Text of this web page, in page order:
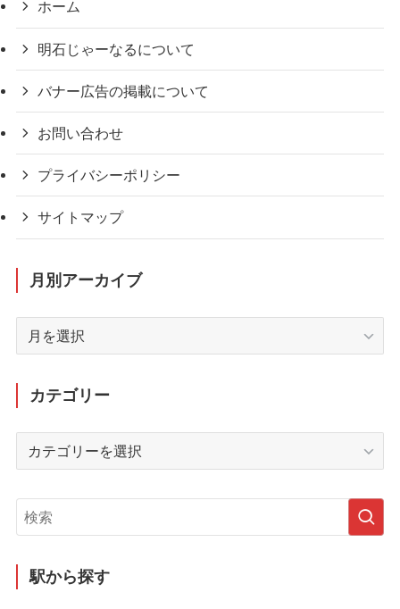
ホーム
明石じゃーなるについて
バナー広告の掲載について
お問い合わせ
プライバシーポリシー
サイトマップ
月別アーカイブ
イ
ブ
カテゴリー
リ
ー
駅から探す